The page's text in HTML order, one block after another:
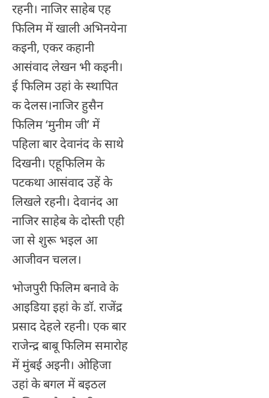
रहनी। नाजिर साहेब एह
फिलिम में खाली अभिनयेना
कइनी, एकर कहानी
आसंवाद लेखन भी कइनी।
ई फिलिम उहां के स्थापित
क देलस।नाजिर हुसैन
फिलिम ‘मुनीम जी’ में
पहिला बार देवानंद के साथे
दिखनी। एहूफिलिम के
पटकथा आसंवाद उहें के
लिखले रहनी। देवानंद आ
नाजिर साहेब के दोस्ती एही
जा से शुरू भइल आ
आजीवन चलल।
भोजपुरी फिलिम बनावे के
आइडिया इहां के डाॅ. राजेंद्र
प्रसाद देहले रहनी। एक बार
राजेन्द्र बाबू फिलिम समारोह
में मुंबई अइनी। ओहिजा
उहां के बगल में बइठल